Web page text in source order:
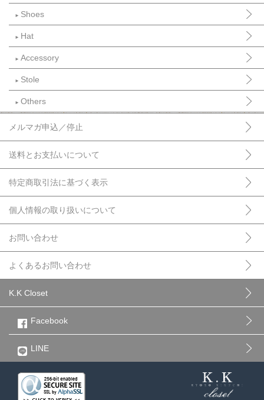
► Shoes
► Hat
► Accessory
► Stole
► Others
メルマガ申込／停止
送料とお支払いについて
特定商取引法に基づく表示
個人情報の取り扱いについて
お問い合わせ
よくあるお問い合わせ
K.K Closet
Facebook
LINE